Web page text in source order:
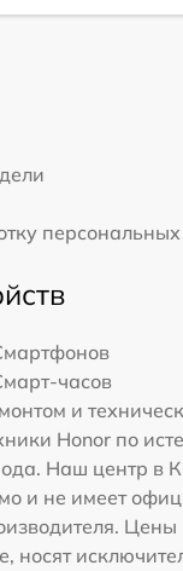
часов
и
Honor по
Наш центр в
и не имеет
Цены
носят